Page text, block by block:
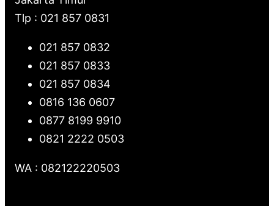
Tlp : 021 857 0831
021 857 0832
021 857 0833
021 857 0834
0816 136 0607
0877 8199 9910
0821 2222 0503
WA : 082122220503